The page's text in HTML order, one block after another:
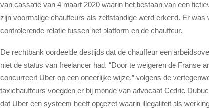
van cassatie van 4 maart 2020 waarin het bestaan van een
zijn voormalige chauffeurs als zelfstandige werd erkend. Er
controlerende relatie tussen het platform en de chauffeur.
De rechtbank oordeelde destijds dat de chauffeur een
niet de status van freelancer had. “Door te weigeren de Franse
concurreert Uber op een oneerlijke wijze,” volgens de
taxichauffeurs voegden er bij monde van advocaat Cedric
dat Uber een systeem heeft opgezet waarin illegaliteit als